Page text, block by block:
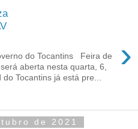
›
do Tocantins Feira de
aberta nesta quarta, 6,
Tocantins já está pre...
de 2021